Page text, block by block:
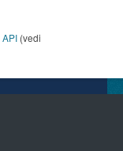
API (vedi